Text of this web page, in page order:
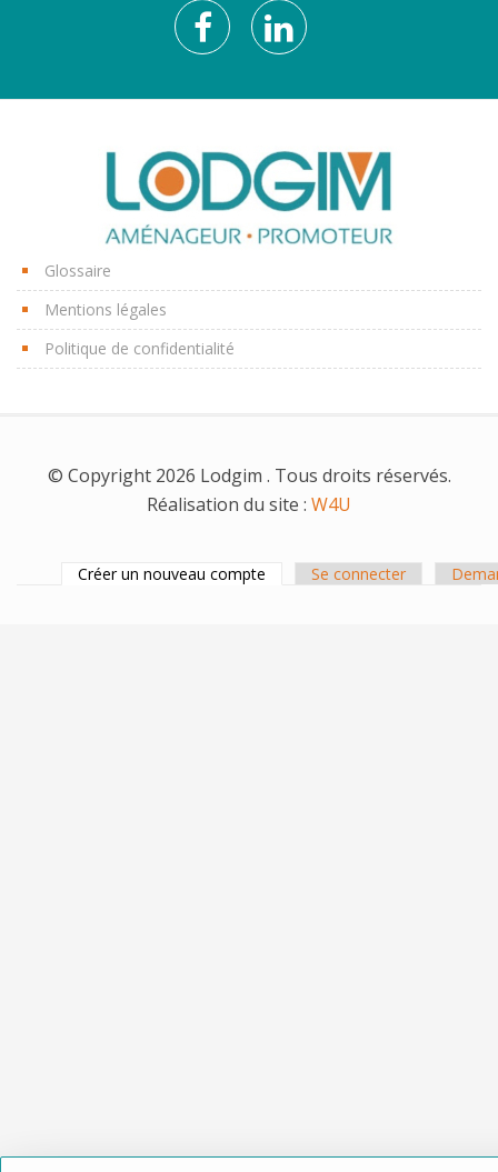
Glossaire
Mentions légales
Politique de confidentialité
© Copyright 2026 Lodgim . Tous droits réservés.
Réalisation du site : W4U
Créer un nouveau compte Se connecter